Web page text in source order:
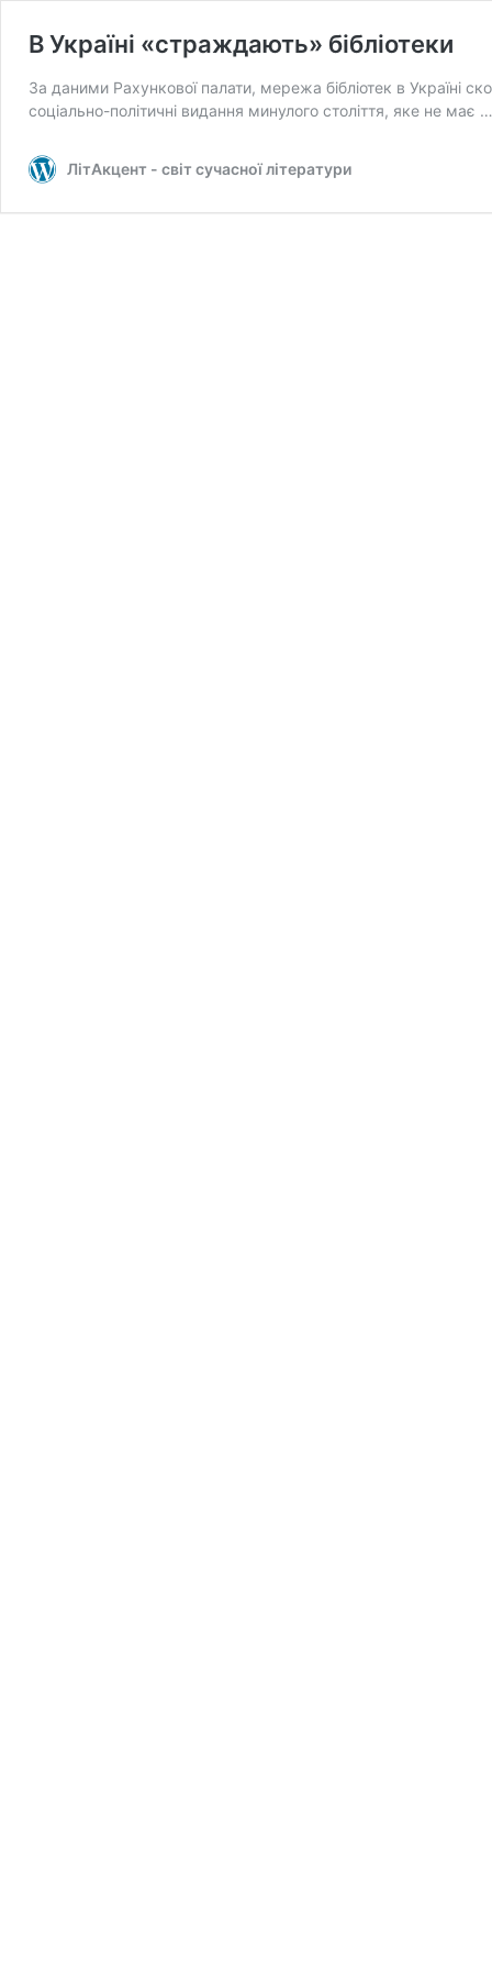
В Україні «страждають» бібліотеки
За даними Рахункової палати, мережа бібліотек в Україні
соціально-політичні видання минулого століття, яке не має
ЛітАкцент - світ сучасної літератури